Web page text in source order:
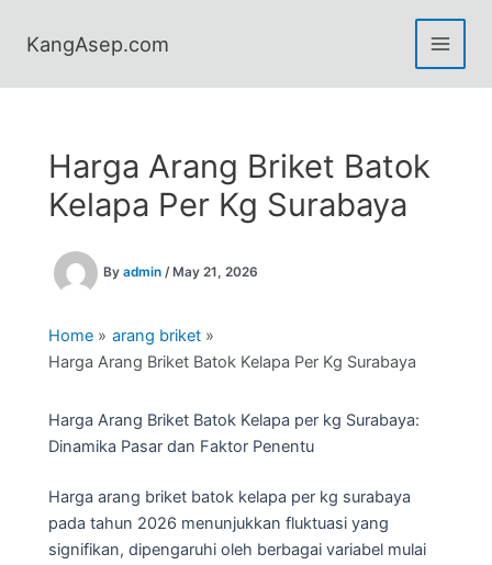
KangAsep.com
Harga Arang Briket Batok
Kelapa Per Kg Surabaya
By admin / May 21, 2026
Home
arang briket
Harga Arang Briket Batok Kelapa Per Kg Surabaya
Harga Arang Briket Batok Kelapa per kg Surabaya:
Dinamika Pasar dan Faktor Penentu
Harga arang briket batok kelapa per kg surabaya
pada tahun 2026 menunjukkan fluktuasi yang
signifikan, dipengaruhi oleh berbagai variabel mulai